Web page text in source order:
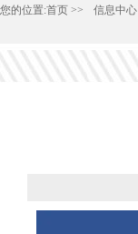
您的位置:首页 >> 信息中心